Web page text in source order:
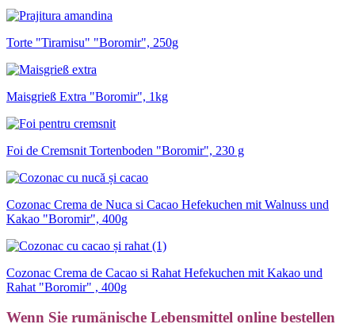
Torte "Tiramisu" "Boromir", 250g
Maisgrieß Extra "Boromir", 1kg
Foi de Cremsnit Tortenboden "Boromir", 230 g
Cozonac Crema de Nuca si Cacao Hefekuchen mit Walnuss und
Kakao "Boromir", 400g
Cozonac Crema de Cacao si Rahat Hefekuchen mit Kakao und
Rahat "Boromir" , 400g
Wenn Sie rumänische Lebensmittel online bestellen